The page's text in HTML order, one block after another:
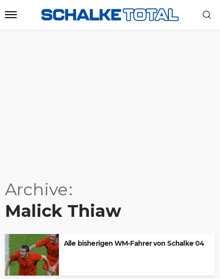
Archive
Malick Thiaw
Alle bisherigen WM-Fahrer von Schalke 04